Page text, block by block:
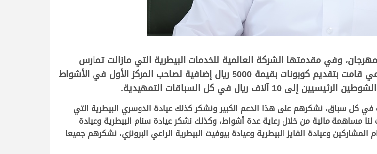
وفي مقدمتها الشركة العالمية للخدمات البيطرية التي مازالت تمارس
دورها الداعم بشكل كبير، فبعد أن قدمت سيارتين لليوم الختامي قامت بتقديم كوبونات بقيمة 5000 ريال إضافية لصاحب المركز الأول في الأشواط
ريال في كل السباقات التمهيدية.
كل سباق، نشكرهم على هذا الدعم الكبير ونشكر كذلك عيادة الدوسري البيطرية التي
مساهمة مالية من خلال رعاية عدة أشواط، وكذلك نشكر عيادة سنام البيطرية وعيادة
وعيادة الفايز البيطرية وعيادة بيوفيت البيطرية الراعي البرونزي، نشكرهم جميعا